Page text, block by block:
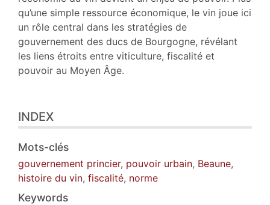
qu’une simple ressource économique, le vin joue ici
un rôle central dans les stratégies de
gouvernement des ducs de Bourgogne, révélant
les liens étroits entre viticulture, fiscalité et
pouvoir au Moyen Âge.
INDEX
Mots-clés
gouvernement princier, pouvoir urbain, Beaune,
histoire du vin, fiscalité, norme
Keywords